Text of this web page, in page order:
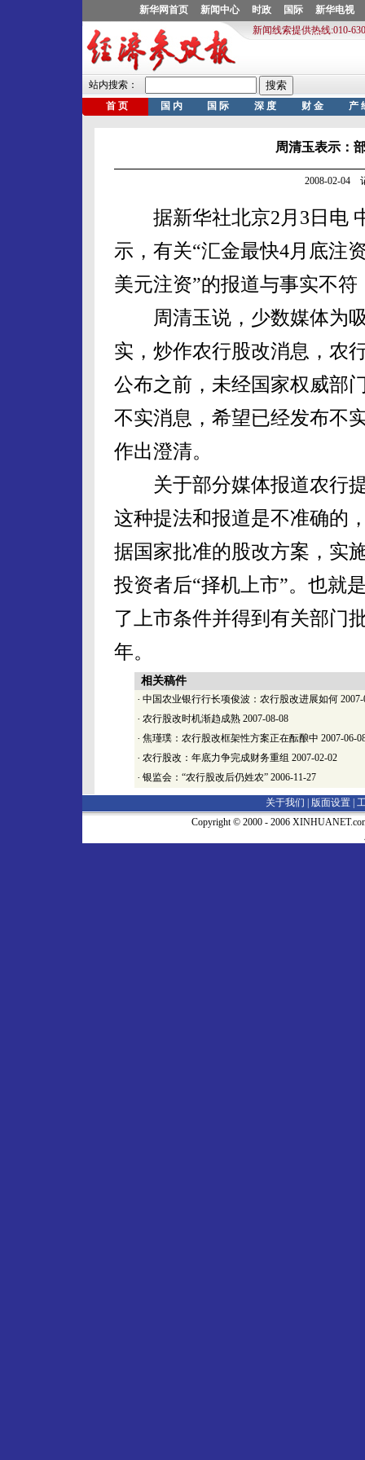
周清玉表示：
2008-02-04
据新华社北京2月3日电
示，有关“汇金最快4月底注
美元注资”的报道与事实不
周清玉说，少数媒体为吸
实，炒作农行股改消息，农
公布之前，未经国家权威部
不实消息，希望已经发布不
作出澄清。
关于部分媒体报道农行提
这种提法和报道是不准确的
据国家批准的股改方案，实
投资者后“择机上市”。也就
了上市条件并得到有关部门
年。
相关稿件
· 中国农业银行行长项俊波：农行股改进展如何
· 农行股改时机渐趋成熟 2007-08-08
· 焦瑾璞：农行股改框架性方案正在酝酿中 2007-06-
· 农行股改：年底力争完成财务重组 2007-02-02
· 银监会：“农行股改后仍姓农” 2006-11-27
关于我们 | 版面设置
Copyright © 2000 - 2006